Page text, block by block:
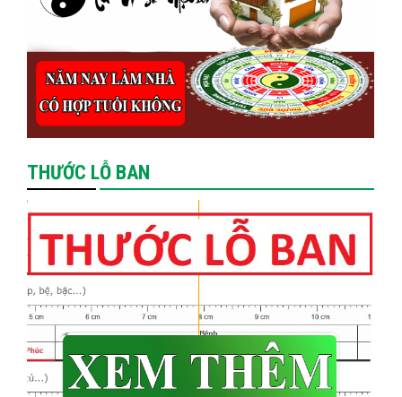
THƯỚC LỖ BAN